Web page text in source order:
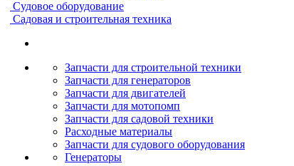
Судовое оборудование
Садовая и строительная техника
Запчасти для строительной техники
Запчасти для генераторов
Запчасти для двигателей
Запчасти для мотопомп
Запчасти для садовой техники
Расходные материалы
Запчасти для судового оборудования
Генераторы